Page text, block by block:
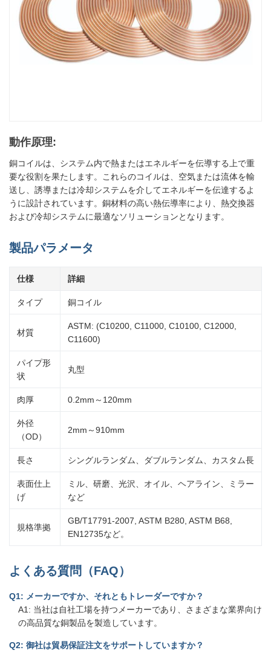
動作原理:
銅コイルは、システム内で熱またはエネルギーを伝導する上で重
要な役割を果たします。これらのコイルは、空気または流体を輸
送し、誘導または冷却システムを介してエネルギーを伝達するよ
うに設計されています。銅材料の高い熱伝導率により、熱交換器
および冷却システムに最適なソリューションとなります。
製品パラメータ
仕様 詳細
タイプ 銅コイル
材質
ASTM: (C10200, C11000, C10100, C12000,
C11600)
パイプ形
状
丸型
肉厚 0.2mm～120mm
外径
（OD）
2mm～910mm
長さ シングルランダム、ダブルランダム、カスタム長
表面仕上
げ
ミル、研磨、光沢、オイル、ヘアライン、ミラー
など
規格準拠
GB/T17791-2007, ASTM B280, ASTM B68,
EN12735など。
よくある質問（FAQ）
Q1: メーカーですか、それともトレーダーですか？
A1: 当社は自社工場を持つメーカーであり、さまざまな業界向け
の高品質な銅製品を製造しています。
Q2: 御社は貿易保証注文をサポートしていますか？